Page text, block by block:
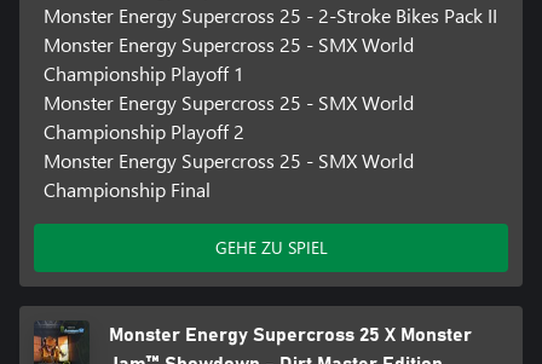
Monster Energy Supercross 25 - 2-Stroke Bikes Pack II
Monster Energy Supercross 25 - SMX World
Championship Playoff 1
Monster Energy Supercross 25 - SMX World
Championship Playoff 2
Monster Energy Supercross 25 - SMX World
Championship Final
GEHE ZU SPIEL
Monster Energy Supercross 25 X Monster